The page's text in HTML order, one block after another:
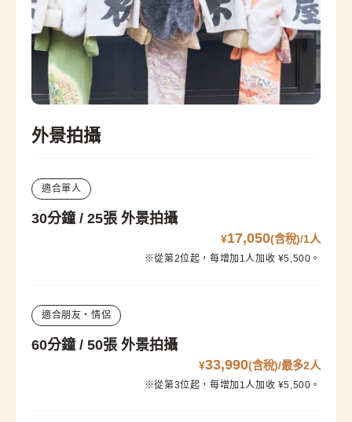
外景拍攝
適合單人
30分鐘 / 25張 外景拍攝
¥17,050(含稅)/1人
※從第2位起，每增加1人加收 ¥5,500。
適合朋友・情侶
60分鐘 / 50張 外景拍攝
¥33,990(含稅)/最多2人
※從第3位起，每增加1人加收 ¥5,500。